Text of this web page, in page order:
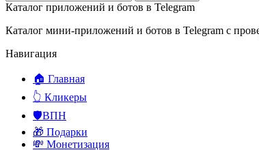
Каталог приложений и ботов в Telegram
Каталог мини-приложений и ботов в Telegram с
Навигация
🏠 Главная
👆 Кликеры
🛡️ВПН
🎁 Подарки
💸 Монетизация